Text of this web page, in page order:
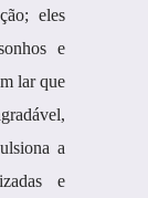
eles
e
lar que
a
e